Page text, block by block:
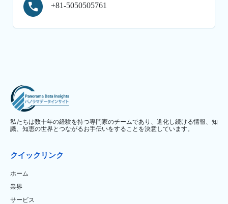
+81-5050505761
私たちは数十年の経験を持つ専門家のチームであり、進化し続ける情報、知
識、知恵の世界とつながるお手伝いをすることを決意しています。
クイックリンク
ホーム
業界
サービス